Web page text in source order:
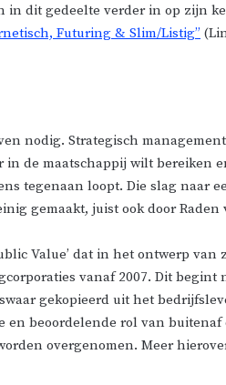
in dit gedeelte verder in op zijn
Futuring & Slim/Listig”
nodig. Strategisch
de maatschappij wilt bereiken
tegenaan loopt. Die slag naar
gemaakt, juist ook door Raden
Value’ dat in het ontwerp
vanaf 2007. Dit begint
gekopieerd uit het
beoordelende rol van buitenaf
overgenomen. Meer